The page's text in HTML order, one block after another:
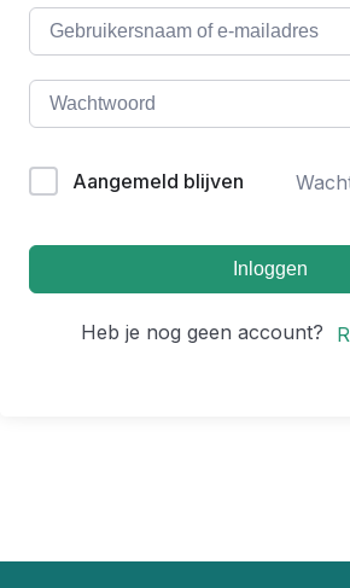
Aangemeld blijven
Inloggen
Heb je nog geen account?